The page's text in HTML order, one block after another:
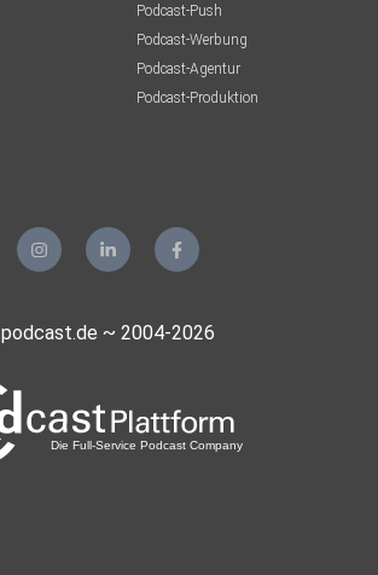
Podcast-Push
Podcast-Werbung
Podcast-Agentur
Podcast-Produktion
podcast.de ~ 2004-2026